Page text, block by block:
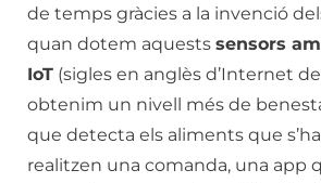
de temps gràcies a la invenció
quan dotem aquests sensors
IoT (sigles en anglès d’Internet de
obtenim un nivell més de
que detecta els aliments que
realitzen una comanda, una app